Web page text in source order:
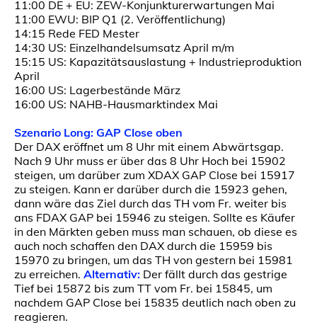
11:00 DE + EU: ZEW-Konjunkturerwartungen Mai
11:00 EWU: BIP Q1 (2. Veröffentlichung)
14:15 Rede FED Mester
14:30 US: Einzelhandelsumsatz April m/m
15:15 US: Kapazitätsauslastung + Industrieproduktion
April
16:00 US: Lagerbestände März
16:00 US: NAHB-Hausmarktindex Mai
Szenario Long: GAP Close oben
Der DAX eröffnet um 8 Uhr mit einem Abwärtsgap.
Nach 9 Uhr muss er über das 8 Uhr Hoch bei 15902
steigen, um darüber zum XDAX GAP Close bei 15917
zu steigen. Kann er darüber durch die 15923 gehen,
dann wäre das Ziel durch das TH vom Fr. weiter bis
ans FDAX GAP bei 15946 zu steigen. Sollte es Käufer
in den Märkten geben muss man schauen, ob diese es
auch noch schaffen den DAX durch die 15959 bis
15970 zu bringen, um das TH von gestern bei 15981
zu erreichen. Alternativ: Der fällt durch das gestrige
Tief bei 15872 bis zum TT vom Fr. bei 15845, um
nachdem GAP Close bei 15835 deutlich nach oben zu
reagieren.